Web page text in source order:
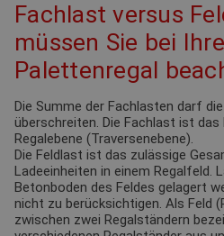
Fachlast versus
müssen Sie bei
Palettenregal
Die Summe der Fachlasten darf
überschreiten. Die Fachlast ist
Regalebene (Traversenebene).
Die Feldlast ist das zulässige
Ladeeinheiten in einem Regalfeld.
Betonboden des Feldes gelagert
nicht zu berücksichtigen. Als Feld
zwischen zwei Regalständern